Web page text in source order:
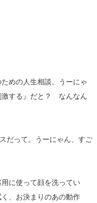
めの人生相談。うーにゃ
激する』だと？ なんなん
だって。うーにゃん、すご
に使って顔を洗ってい
、お決まりのあの動作